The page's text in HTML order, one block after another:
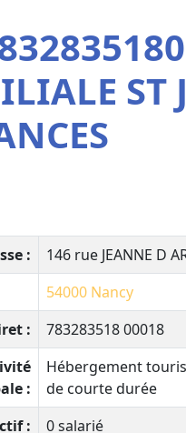
ST
:
146 rue JEANNE D
54000 Nancy
:
783283518 00018
:
Hébergement
de courte durée
:
0 salarié